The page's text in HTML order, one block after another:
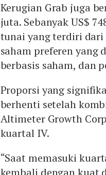
Kerugian Grab juga
juta. Sebanyak US$
tunai yang terdiri dari
saham preferen
berbasis saham, dan
Proporsi yang
berhenti setelah
Altimeter Growth
kuartal IV.
“Saat memasuki